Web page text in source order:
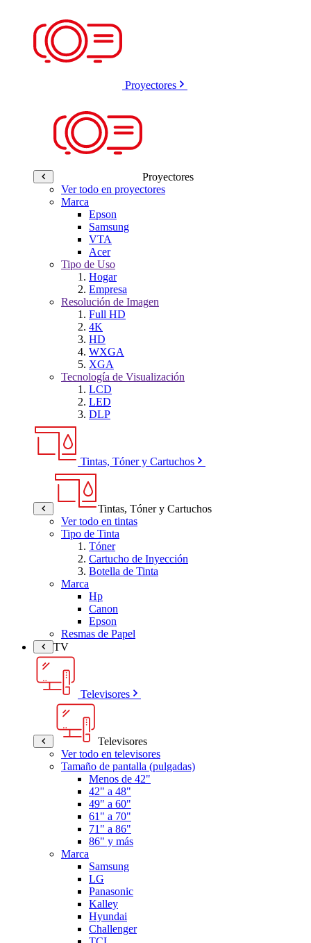
Proyectores
Proyectores
Ver todo en proyectores
Marca
Epson
Samsung
VTA
Acer
Tipo de Uso
Hogar
Empresa
Resolución de Imagen
Full HD
4K
HD
WXGA
XGA
Tecnología de Visualización
LCD
LED
DLP
Tintas, Tóner y Cartuchos
Tintas, Tóner y Cartuchos
Ver todo en tintas
Tipo de Tinta
Tóner
Cartucho de Inyección
Botella de Tinta
Marca
Hp
Canon
Epson
Resmas de Papel
TV
Televisores
Televisores
Ver todo en televisores
Tamaño de pantalla (pulgadas)
Menos de 42"
42" a 48"
49" a 60"
61" a 70"
71" a 86"
86" y más
Marca
Samsung
LG
Panasonic
Kalley
Hyundai
Challenger